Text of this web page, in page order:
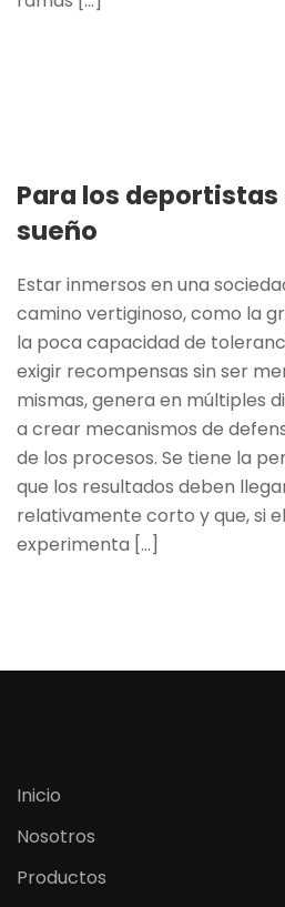
Para los
sueño
Estar inmersos en una
camino vertiginoso, como la
la poca capacidad de
exigir recompensas sin ser
mismas, genera en múltiples
a crear mecanismos de
de los procesos. Se tiene la
que los resultados deben
relativamente corto y que, si
experimenta [...]
Inicio
Nosotros
Productos